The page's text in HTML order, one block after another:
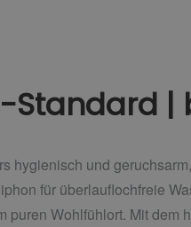
Standard
hygienisch und
für überlauflochfreie
puren Wohlfühlort. Mit